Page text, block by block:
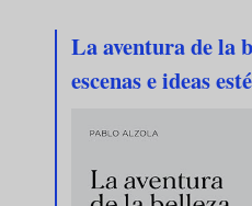
La aventura de la
escenas e ideas